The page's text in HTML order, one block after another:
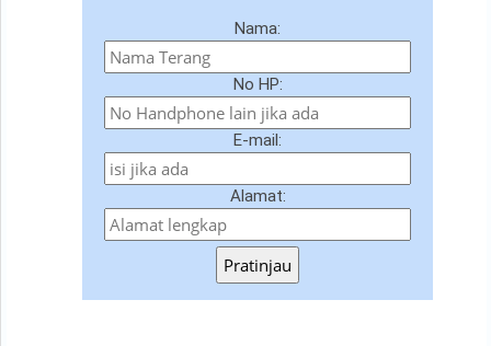
Nama:
No HP:
E-mail:
Alamat:
Pratinjau